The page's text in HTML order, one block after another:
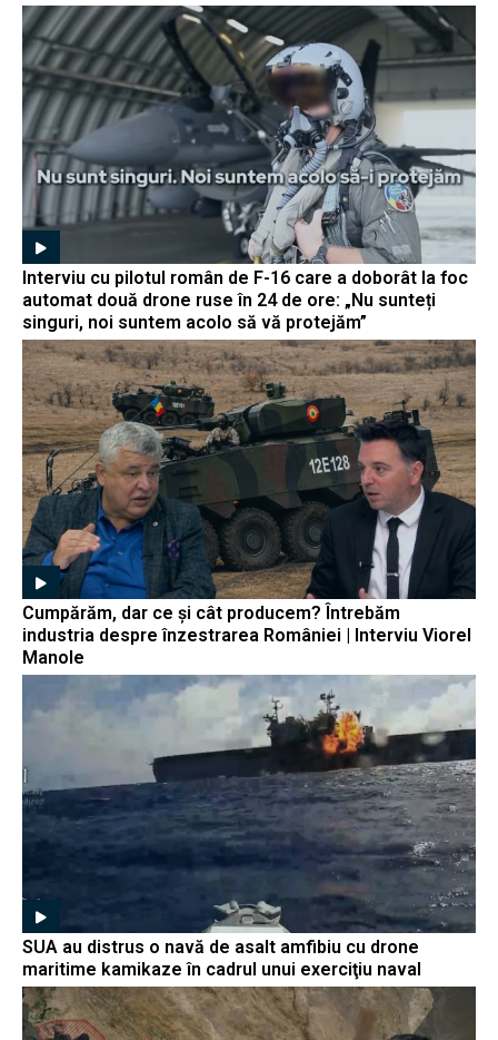
Interviu cu pilotul român de F-16 care a doborât la foc
automat două drone ruse în 24 de ore: „Nu sunteți
singuri, noi suntem acolo să vă protejăm”
Cumpărăm, dar ce și cât producem? Întrebăm
industria despre înzestrarea României | Interviu Viorel
Manole
SUA au distrus o navă de asalt amfibiu cu drone
maritime kamikaze în cadrul unui exerciţiu naval